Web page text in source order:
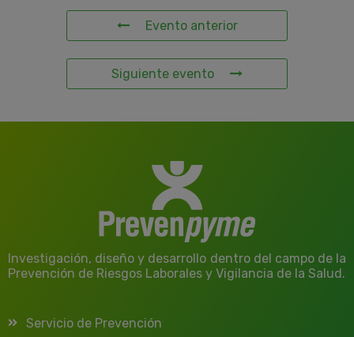
Evento anterior
Siguiente evento
Investigación, diseño y desarrollo dentro del campo de la
Prevención de Riesgos Laborales y Vigilancia de la Salud.
Servicio de Prevención